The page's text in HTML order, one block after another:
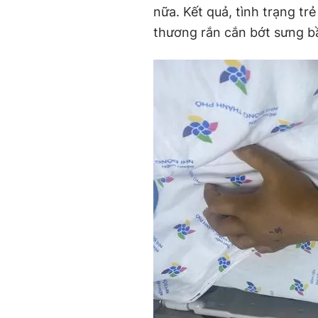
nữa. Kết quả, tình trạng
thương rắn cắn bớt sưng